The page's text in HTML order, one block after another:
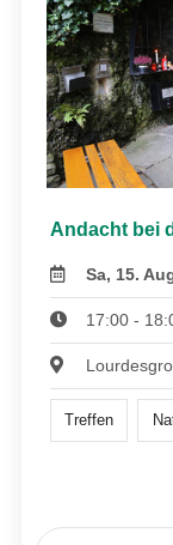
Andacht bei
Sa, 15.
17:00 -
Treffen